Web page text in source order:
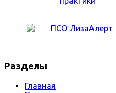
Разделы
Главная